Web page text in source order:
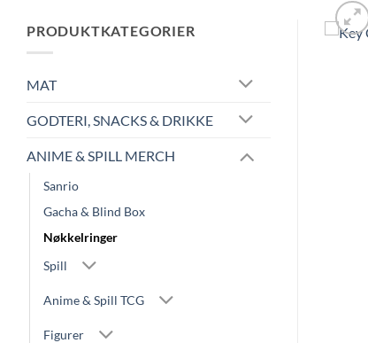
PRODUKTKATEGORIER
MAT
GODTERI, SNACKS & DRIKKE
ANIME & SPILL MERCH
Sanrio
Gacha & Blind Box
Nøkkelringer
Spill
Anime & Spill TCG
Figurer